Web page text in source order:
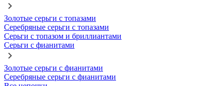
Золотые серьги с топазами
Серебряные серьги с топазами
Серьги с топазом и бриллиантами
Серьги с фианитами
Золотые серьги с фианитами
Серебряные серьги с фианитами